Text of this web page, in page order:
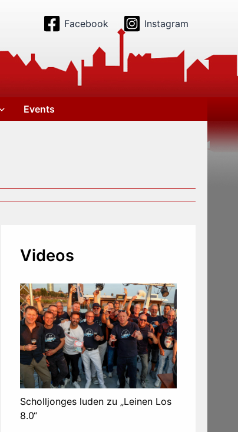
Facebook Instagram
Events
Videos
Scholljonges luden zu „Leinen Los
8.0“